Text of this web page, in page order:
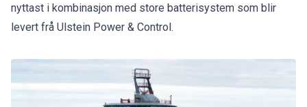
nyttast i kombinasjon med store batterisystem som blir
levert frå Ulstein Power & Control.